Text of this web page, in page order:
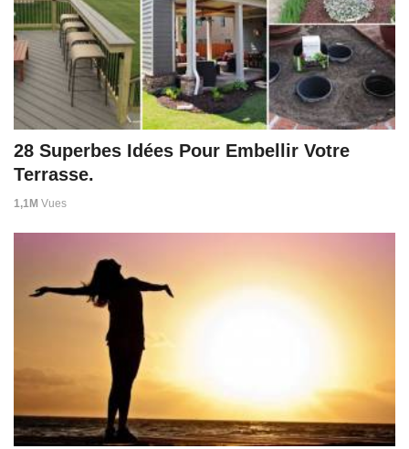
28 Superbes Idées Pour Embellir Votre
Terrasse.
1,1M Vues